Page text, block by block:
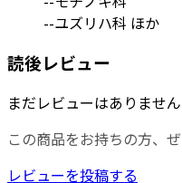
--ユズリハ科 ほか
読後レビュー
まだレビューはありません
この商品をお持ちの方、
レビューを投稿する